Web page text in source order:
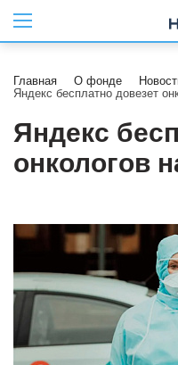
Главная О фонде
Яндекс бесплатно довезет
Яндекс
онкологов